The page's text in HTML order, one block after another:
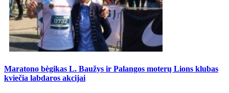
Maratono bėgikas L. Baužys ir Palangos moterų Lions klubas
kviečia labdaros akcijai